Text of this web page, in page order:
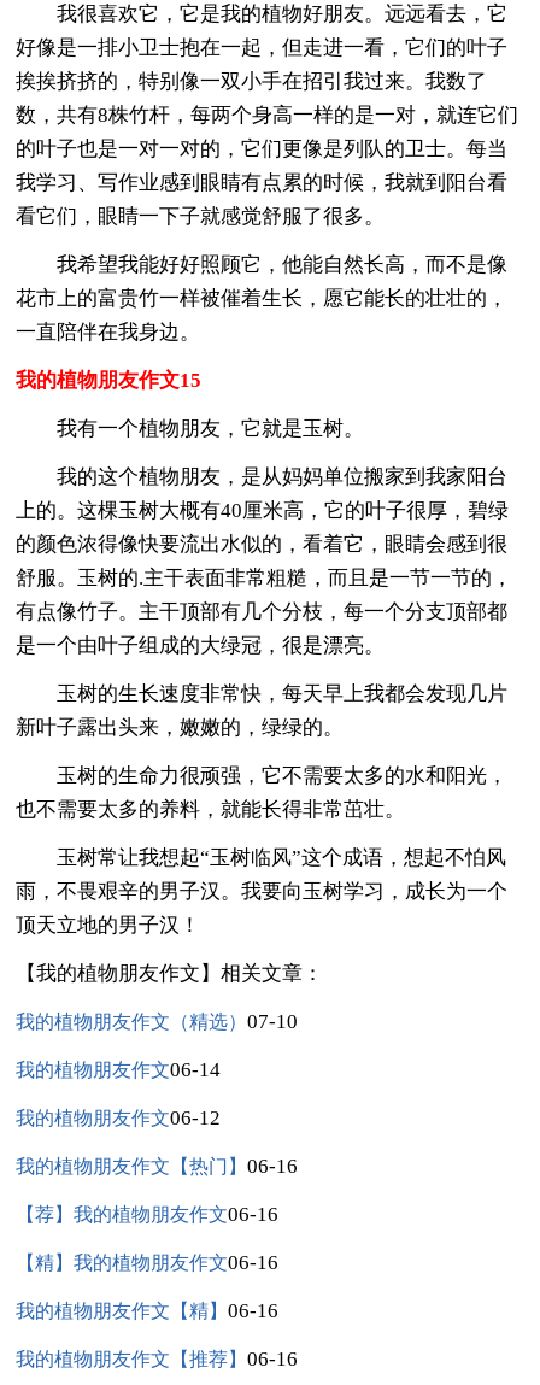
我很喜欢它，它是我的植物好朋友。远远看去，它
好像是一排小卫士抱在一起，但走进一看，它们的叶子
挨挨挤挤的，特别像一双小手在招引我过来。我数了
数，共有8株竹杆，每两个身高一样的是一对，就连它们
的叶子也是一对一对的，它们更像是列队的卫士。每当
我学习、写作业感到眼睛有点累的时候，我就到阳台看
看它们，眼睛一下子就感觉舒服了很多。
我希望我能好好照顾它，他能自然长高，而不是像
花市上的富贵竹一样被催着生长，愿它能长的壮壮的，
一直陪伴在我身边。
我的植物朋友作文15
我有一个植物朋友，它就是玉树。
我的这个植物朋友，是从妈妈单位搬家到我家阳台
上的。这棵玉树大概有40厘米高，它的叶子很厚，碧绿
的颜色浓得像快要流出水似的，看着它，眼睛会感到很
舒服。玉树的.主干表面非常粗糙，而且是一节一节的，
有点像竹子。主干顶部有几个分枝，每一个分支顶部都
是一个由叶子组成的大绿冠，很是漂亮。
玉树的生长速度非常快，每天早上我都会发现几片
新叶子露出头来，嫩嫩的，绿绿的。
玉树的生命力很顽强，它不需要太多的水和阳光，
也不需要太多的养料，就能长得非常茁壮。
玉树常让我想起“玉树临风”这个成语，想起不怕风
雨，不畏艰辛的男子汉。我要向玉树学习，成长为一个
顶天立地的男子汉！
【我的植物朋友作文】相关文章：
我的植物朋友作文（精选）07-10
我的植物朋友作文06-14
我的植物朋友作文06-12
我的植物朋友作文【热门】06-16
【荐】我的植物朋友作文06-16
【精】我的植物朋友作文06-16
我的植物朋友作文【精】06-16
我的植物朋友作文【推荐】06-16